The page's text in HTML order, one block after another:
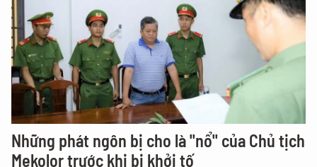
Những phát ngôn bị cho là "nổ" của Chủ tịch
Mekolor trước khi bị khởi tố